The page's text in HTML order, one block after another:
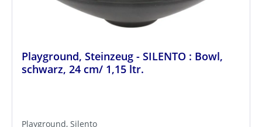
Playground, Steinzeug - SILENTO : Bowl,
schwarz, 24 cm/ 1,15 ltr.
Playground, Silento